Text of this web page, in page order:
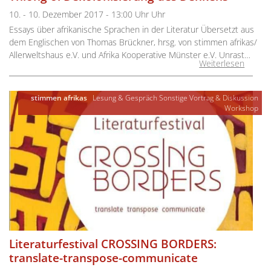
10. - 10. Dezember 2017 - 13:00 Uhr Uhr
Essays über afrikanische Sprachen in der Literatur Übersetzt aus
dem Englischen von Thomas Brückner, hrsg. von stimmen afrikas/
Allerweltshaus e.V. und Afrika Kooperative Münster e.V. Unrast…
Weiterlesen
stimmen afrikas Lesung & Gespräch Sonstige Vortrag & Diskussion
Workshop
Literaturfestival CROSSING BORDERS:
translate-transpose-communicate